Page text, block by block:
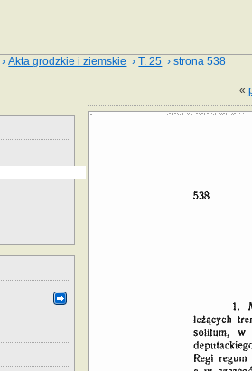
›Akta grodzkie i ziemskie ›T. 25 › strona 538
«